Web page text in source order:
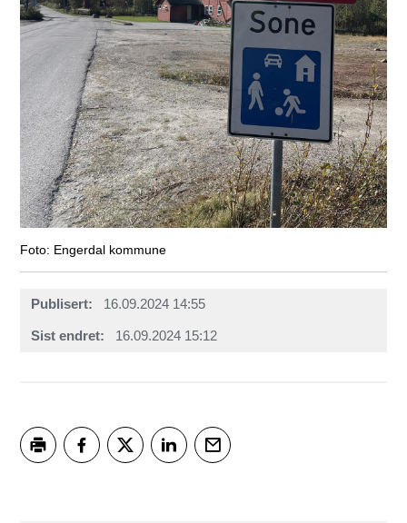
Engerdal kommune
Publisert 16.09.2024 14:55
Sist endret 16.09.2024 15:12